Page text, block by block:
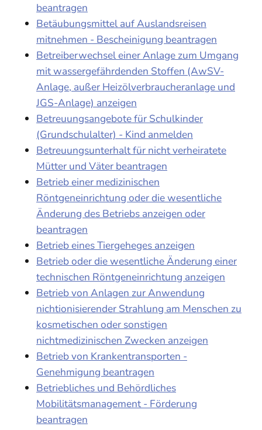
beantragen
Betäubungsmittel auf Auslandsreisen
mitnehmen - Bescheinigung beantragen
Betreiberwechsel einer Anlage zum Umgang
mit wassergefährdenden Stoffen (AwSV-
Anlage, außer Heizölverbraucheranlage und
JGS-Anlage) anzeigen
Betreuungsangebote für Schulkinder
(Grundschulalter) - Kind anmelden
Betreuungsunterhalt für nicht verheiratete
Mütter und Väter beantragen
Betrieb einer medizinischen
Röntgeneinrichtung oder die wesentliche
Änderung des Betriebs anzeigen oder
beantragen
Betrieb eines Tiergeheges anzeigen
Betrieb oder die wesentliche Änderung einer
technischen Röntgeneinrichtung anzeigen
Betrieb von Anlagen zur Anwendung
nichtionisierender Strahlung am Menschen zu
kosmetischen oder sonstigen
nichtmedizinischen Zwecken anzeigen
Betrieb von Krankentransporten -
Genehmigung beantragen
Betriebliches und Behördliches
Mobilitätsmanagement - Förderung
beantragen